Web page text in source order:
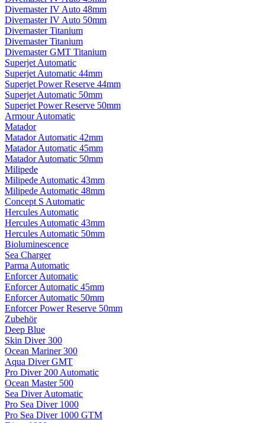
Divemaster IV Auto 48mm
Divemaster IV Auto 50mm
Divemaster Titanium
Divemaster Titanium
Divemaster GMT Titanium
Superjet Automatic
Superjet Automatic 44mm
Superjet Power Reserve 44mm
Superjet Automatic 50mm
Superjet Power Reserve 50mm
Armour Automatic
Matador
Matador Automatic 42mm
Matador Automatic 45mm
Matador Automatic 50mm
Milipede
Milipede Automatic 43mm
Milipede Automatic 48mm
Concept S Automatic
Hercules Automatic
Hercules Automatic 43mm
Hercules Automatic 50mm
Bioluminescence
Sea Charger
Parma Automatic
Enforcer Automatic
Enforcer Automatic 45mm
Enforcer Automatic 50mm
Enforcer Power Reserve 50mm
Zubehör
Deep Blue
Skin Diver 300
Ocean Mariner 300
Aqua Diver GMT
Pro Diver 200 Automatic
Ocean Master 500
Sea Diver Automatic
Pro Sea Diver 1000
Pro Sea Diver 1000 GTM